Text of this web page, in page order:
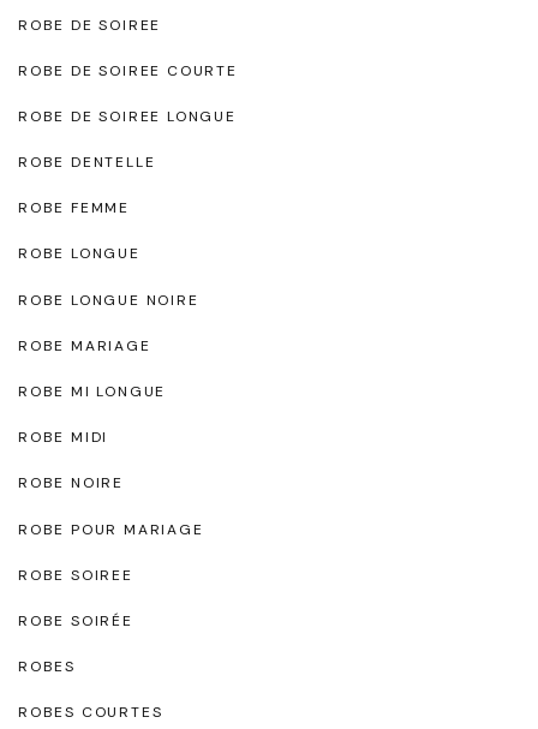
ROBE DE SOIREE
ROBE DE SOIREE COURTE
ROBE DE SOIREE LONGUE
ROBE DENTELLE
ROBE FEMME
ROBE LONGUE
ROBE LONGUE NOIRE
ROBE MARIAGE
ROBE MI LONGUE
ROBE MIDI
ROBE NOIRE
ROBE POUR MARIAGE
ROBE SOIREE
ROBE SOIRÉE
ROBES
ROBES COURTES